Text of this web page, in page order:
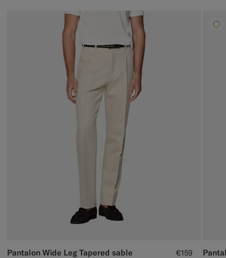
Pantalon Wide Leg Tapered sable €159